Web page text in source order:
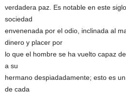
verdadera paz. Es notable en este
sociedad
envenenada por el odio, inclinada al
dinero y placer por
lo que el hombre se ha vuelto capaz
a su
hermano despiadadamente; esto es
de cada